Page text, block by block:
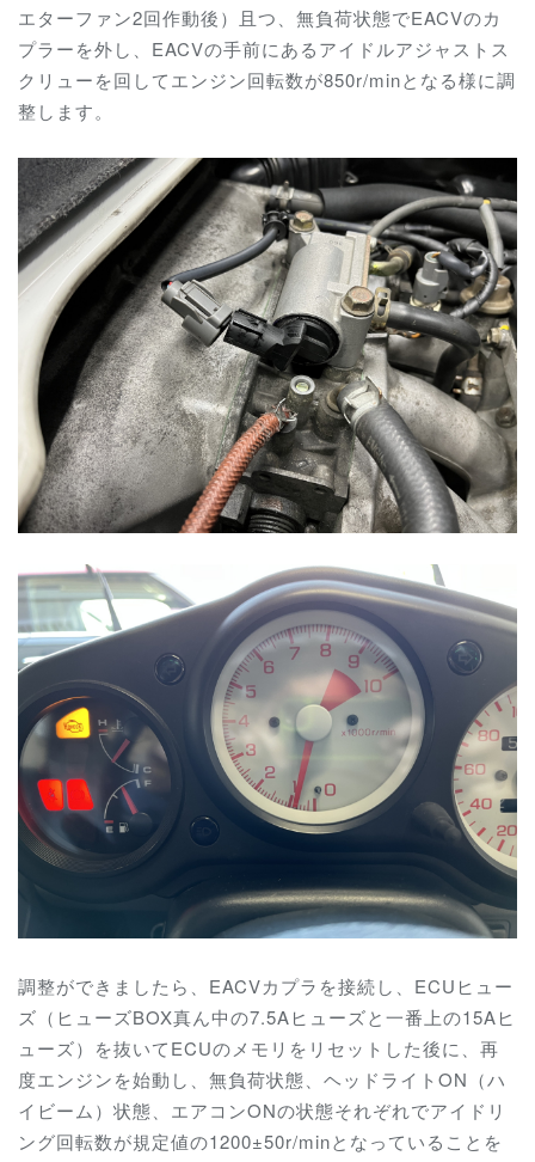
エターファン2回作動後）且つ、無負荷状態でEACVのカ
プラーを外し、EACVの手前にあるアイドルアジャストス
クリューを回してエンジン回転数が850r/minとなる様に調
整します。
調整ができましたら、EACVカプラを接続し、ECUヒュー
ズ（ヒューズBOX真ん中の7.5Aヒューズと一番上の15Aヒ
ューズ）を抜いてECUのメモリをリセットした後に、再
度エンジンを始動し、無負荷状態、ヘッドライトON（ハ
イビーム）状態、エアコンONの状態それぞれでアイドリ
ング回転数が規定値の1200±50r/minとなっていることを